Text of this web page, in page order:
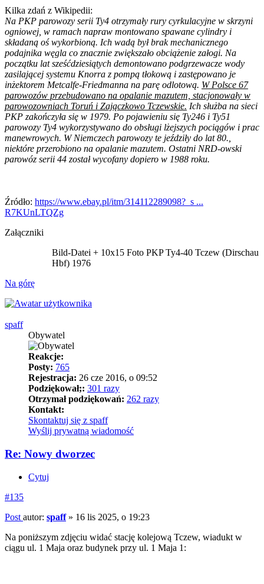
Kilka zdań z Wikipedii:
Na PKP parowozy serii Ty4 otrzymały rury cyrkulacyjne w skrzyni
ogniowej, w ramach napraw montowano spawane cylindry i
składaną oś wykorbioną. Ich wadą był brak mechanicznego
podajnika węgla co znacznie zwiększało obciążenie załogi. Na
początku lat sześćdziesiątych demontowano podgrzewacze wody
zasilającej systemu Knorra z pompą tłokową i zastępowano je
inżektorem Metcalfe-Friedmanna na parę odlotową. W Polsce 67
parowozów przebudowano na opalanie mazutem, stacjonowały w
parowozowniach Toruń i Zajączkowo Tczewskie. Ich służba na sieci
PKP zakończyła się w 1979. Po pojawieniu się Ty246 i Ty51
parowozy Ty4 wykorzystywano do obsługi lżejszych pociągów i prac
manewrowych. W Niemczech parowozy te jeździły do lat 80.,
niektóre przerobiono na opalanie mazutem. Ostatni NRD-owski
parowóz serii 44 został wycofany dopiero w 1988 roku.
Źródło: https://www.ebay.pl/itm/314112289098?_s ...
R7KUnLTQZg
Załączniki
Bild-Datei + 10x15 Foto PKP Ty4-40 Tczew (Dirschau
Hbf) 1976
Na górę
spaff
Obywatel
Reakcje:
Posty: 765
Rejestracja: 26 cze 2016, o 09:52
Podziękował;: 301 razy
Otrzymał podziękowań: 262 razy
Kontakt:
Skontaktuj się z spaff
Wyślij prywatną wiadomość
Re: Nowy dworzec
Cytuj
#135
Post autor: spaff» 16 lis 2025, o 19:23
Na poniższym zdjęciu widać stację kolejową Tczew, wiadukt w
ciągu ul. 1 Maja oraz budynek przy ul. 1 Maja 1: